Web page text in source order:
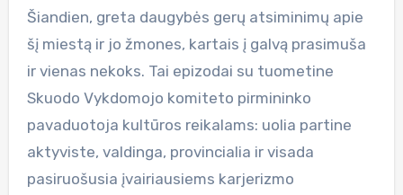
Šiandien, greta daugybės gerų atsiminimų apie
šį miestą ir jo žmones, kartais į galvą prasimuša
ir vienas nekoks. Tai epizodai su tuometine
Skuodo Vykdomojo komiteto pirmininko
pavaduotoja kultūros reikalams: uolia partine
aktyviste, valdinga, provincialia ir visada
pasiruošusia įvairiausiems karjerizmo